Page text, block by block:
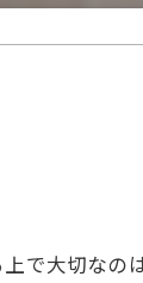
で大切なの